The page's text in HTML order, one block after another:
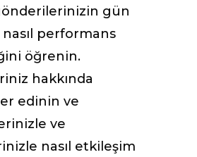
gün
performans
öğrenin.
hakkında
edinin ve
ve
nasıl etkileşim